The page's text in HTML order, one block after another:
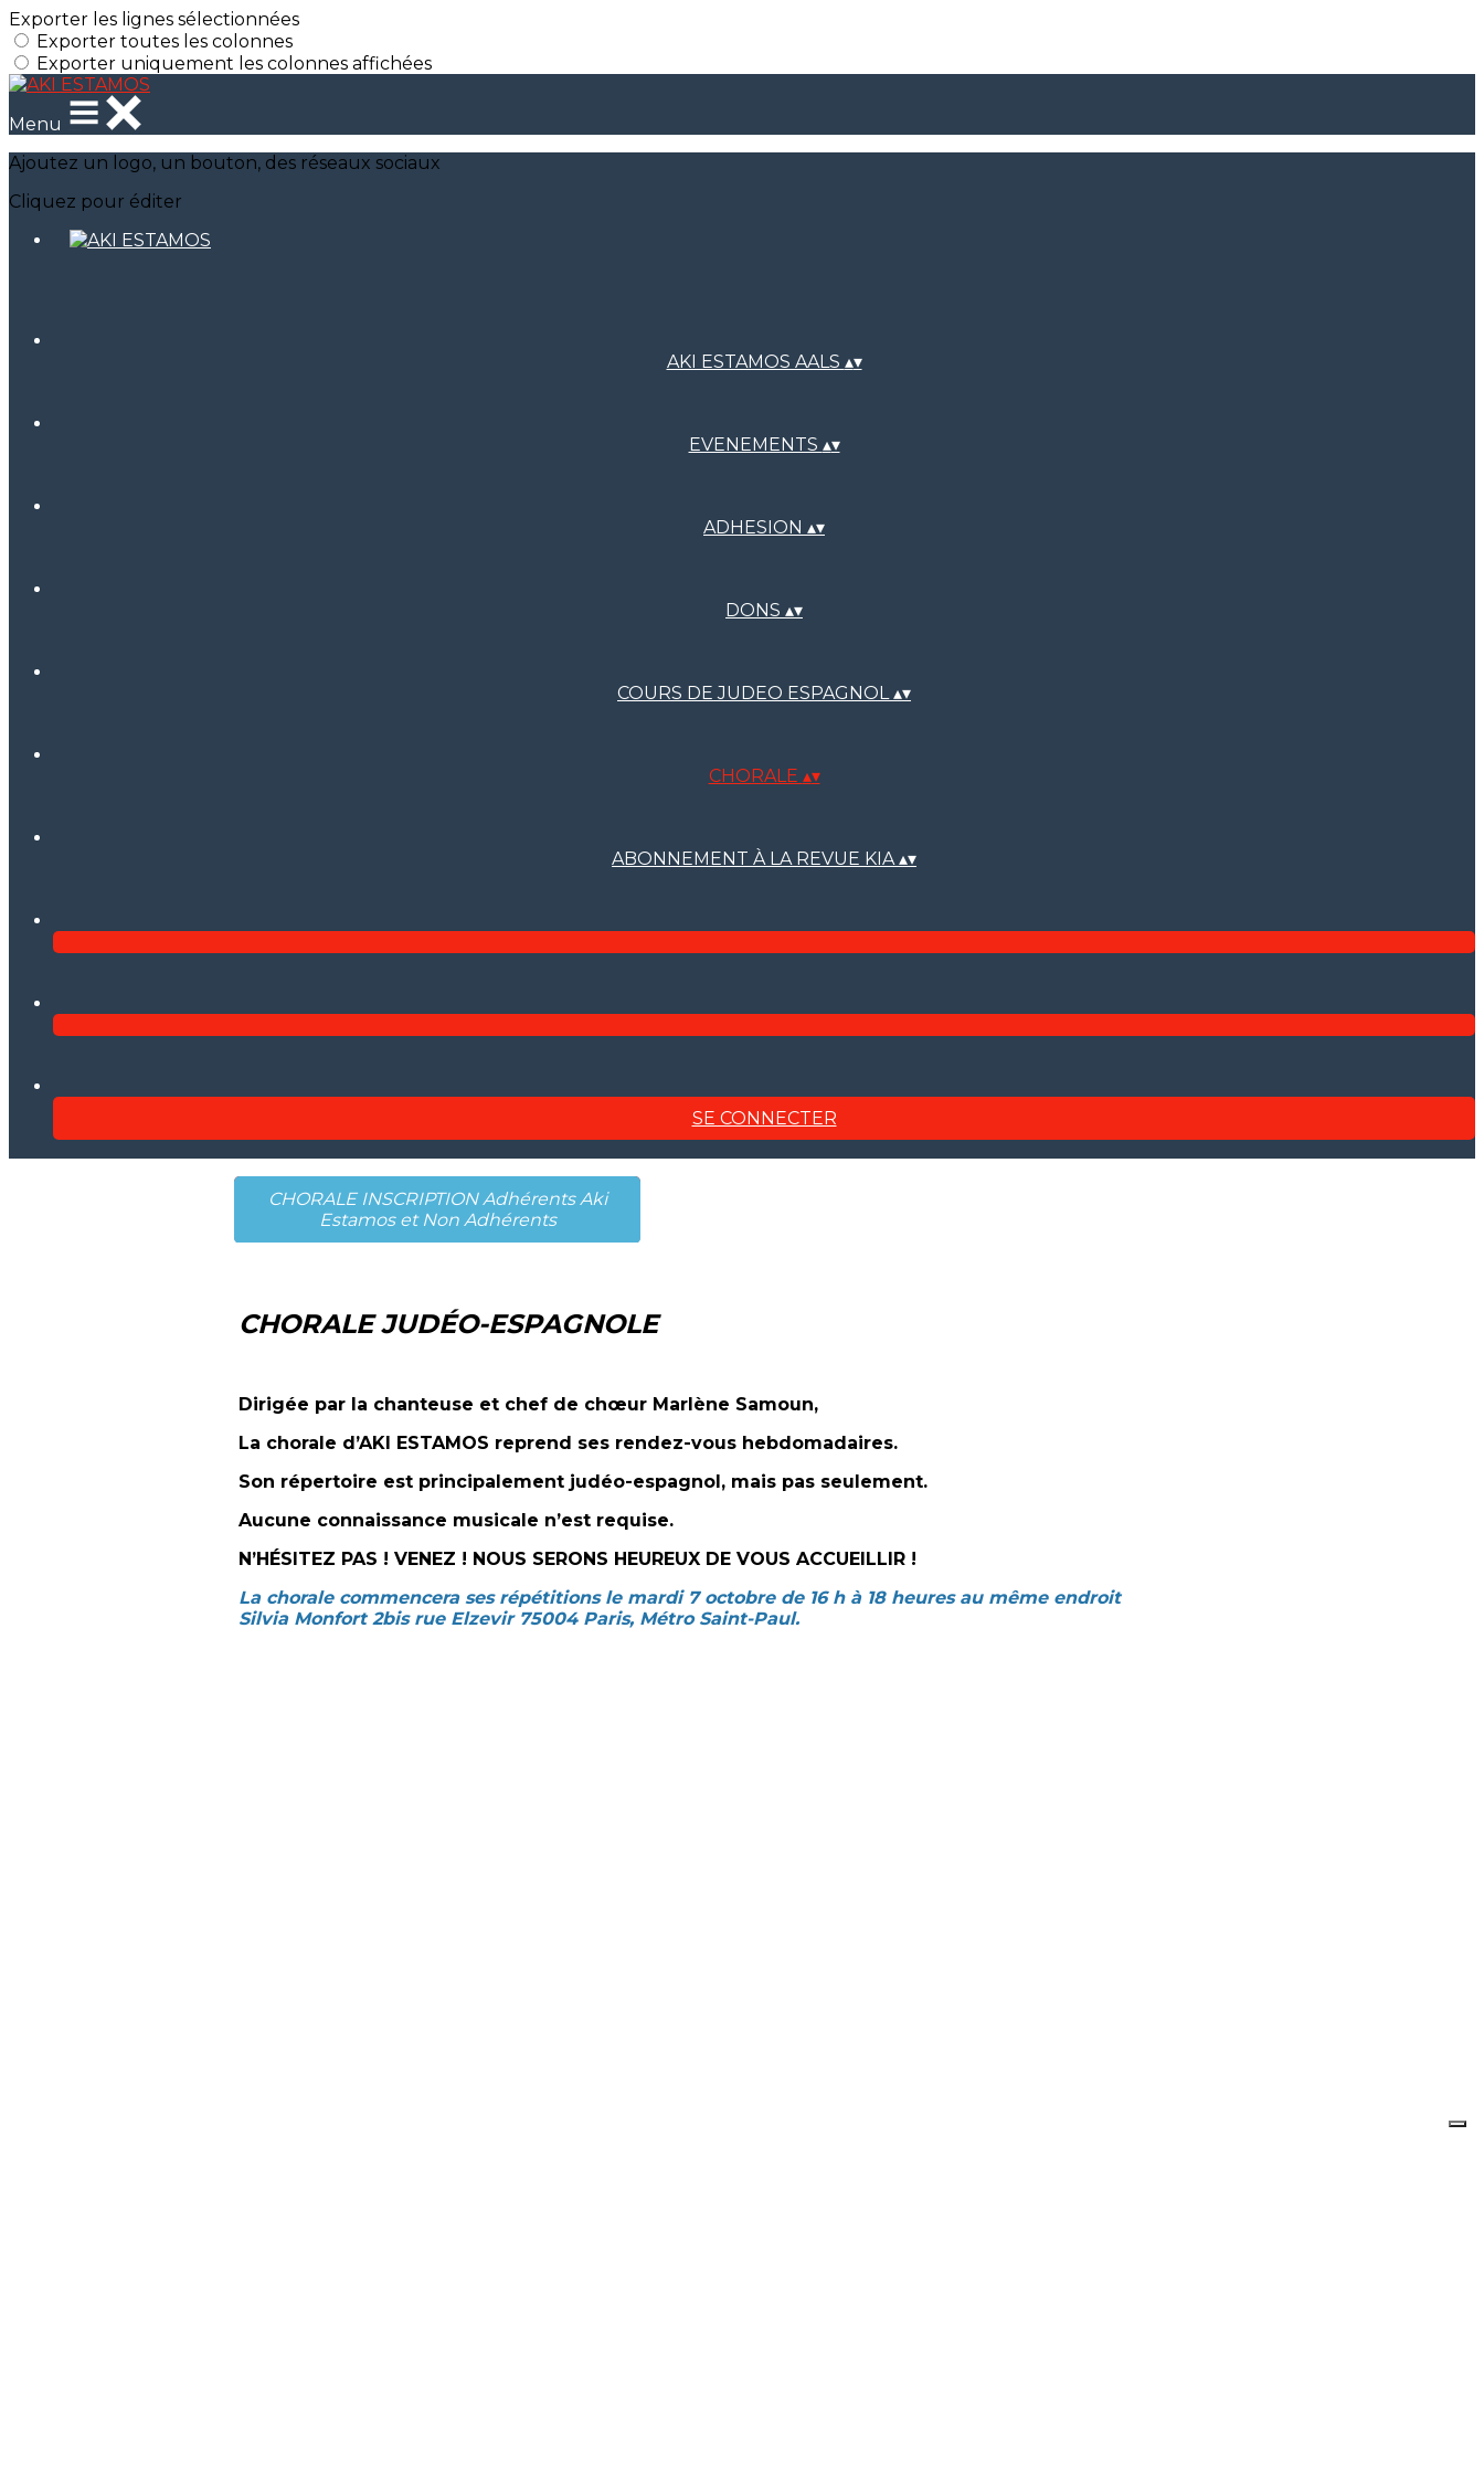
Exporter les lignes sélectionnées
Exporter toutes les colonnes
Exporter uniquement les colonnes affichées
Menu
Ajoutez un logo, un bouton, des réseaux sociaux
Cliquez pour éditer
AKI ESTAMOS AALS ▴▾
EVENEMENTS ▴▾
ADHESION ▴▾
DONS ▴▾
COURS DE JUDEO ESPAGNOL▴▾
CHORALE ▴▾
ABONNEMENT À LA REVUE KIA▴▾
SE CONNECTER
CHORALE INSCRIPTION Adhérents Aki
Estamos et Non Adhérents
CHORALE JUDÉO-ESPAGNOLE
Dirigée par la chanteuse et chef de chœur Marlène Samoun,
La chorale d’AKI ESTAMOS reprend ses rendez-vous hebdomadaires.
Son répertoire est principalement judéo-espagnol, mais pas seulement.
Aucune connaissance musicale n’est requise.
N’HÉSITEZ PAS ! VENEZ ! NOUS SERONS HEUREUX DE VOUS ACCUEILLIR !
La chorale commencera ses répétitions le mardi 7 octobre de 16 h à 18 heures au même endroit
Silvia Monfort 2bis rue Elzevir 75004 Paris, Métro Saint-Paul.